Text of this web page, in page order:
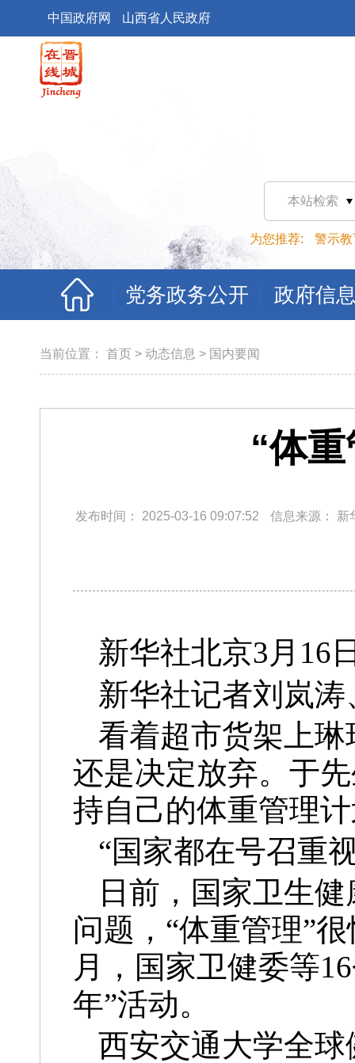
中国政府网 山西省人民政府
本站检索
为您推荐: 警示教
党务政务公开 政府信
当前位置： 首页 > 动态信息 > 国内要闻
“体
发布时间： 2025-03-16 09:07:52 信息来源： 新
新华社北京3月16
新华社记者刘岚
看着超市货架上
还是决定放弃。于
持自己的体重管理
“国家都在号召重
日前，国家卫生
问题，“体重管理”
月，国家卫健委等
年”活动。
西安交通大学全